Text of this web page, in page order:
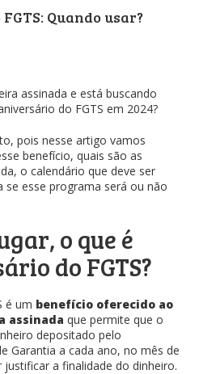
Quando usar?
assinada e está buscando
do FGTS em 2024?
pois nesse artigo vamos
benefício, quais são as
o calendário que deve ser
se esse programa será ou não
o que é
do FGTS?
é um benefício oferecido ao
assinada que permite que o
depositado pelo
Garantia a cada ano, no mês de
a finalidade do dinheiro.